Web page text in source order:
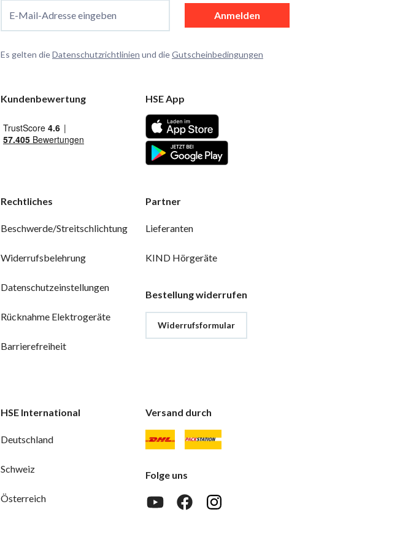
E-Mail-Adresse eingeben Anmelden
Es gelten dieDatenschutzrichtlinien und dieGutscheinbedingungen
Kundenbewertung HSE App
Rechtliches
Beschwerde/Streitschlichtung
Widerrufsbelehrung
Datenschutzeinstellungen
Rücknahme Elektrogeräte
Barrierefreiheit
Partner
Lieferanten
KIND Hörgeräte
Bestellung widerrufen
Widerrufsformular
HSE International
Deutschland
Schweiz
Österreich
Versand durch
Folge uns